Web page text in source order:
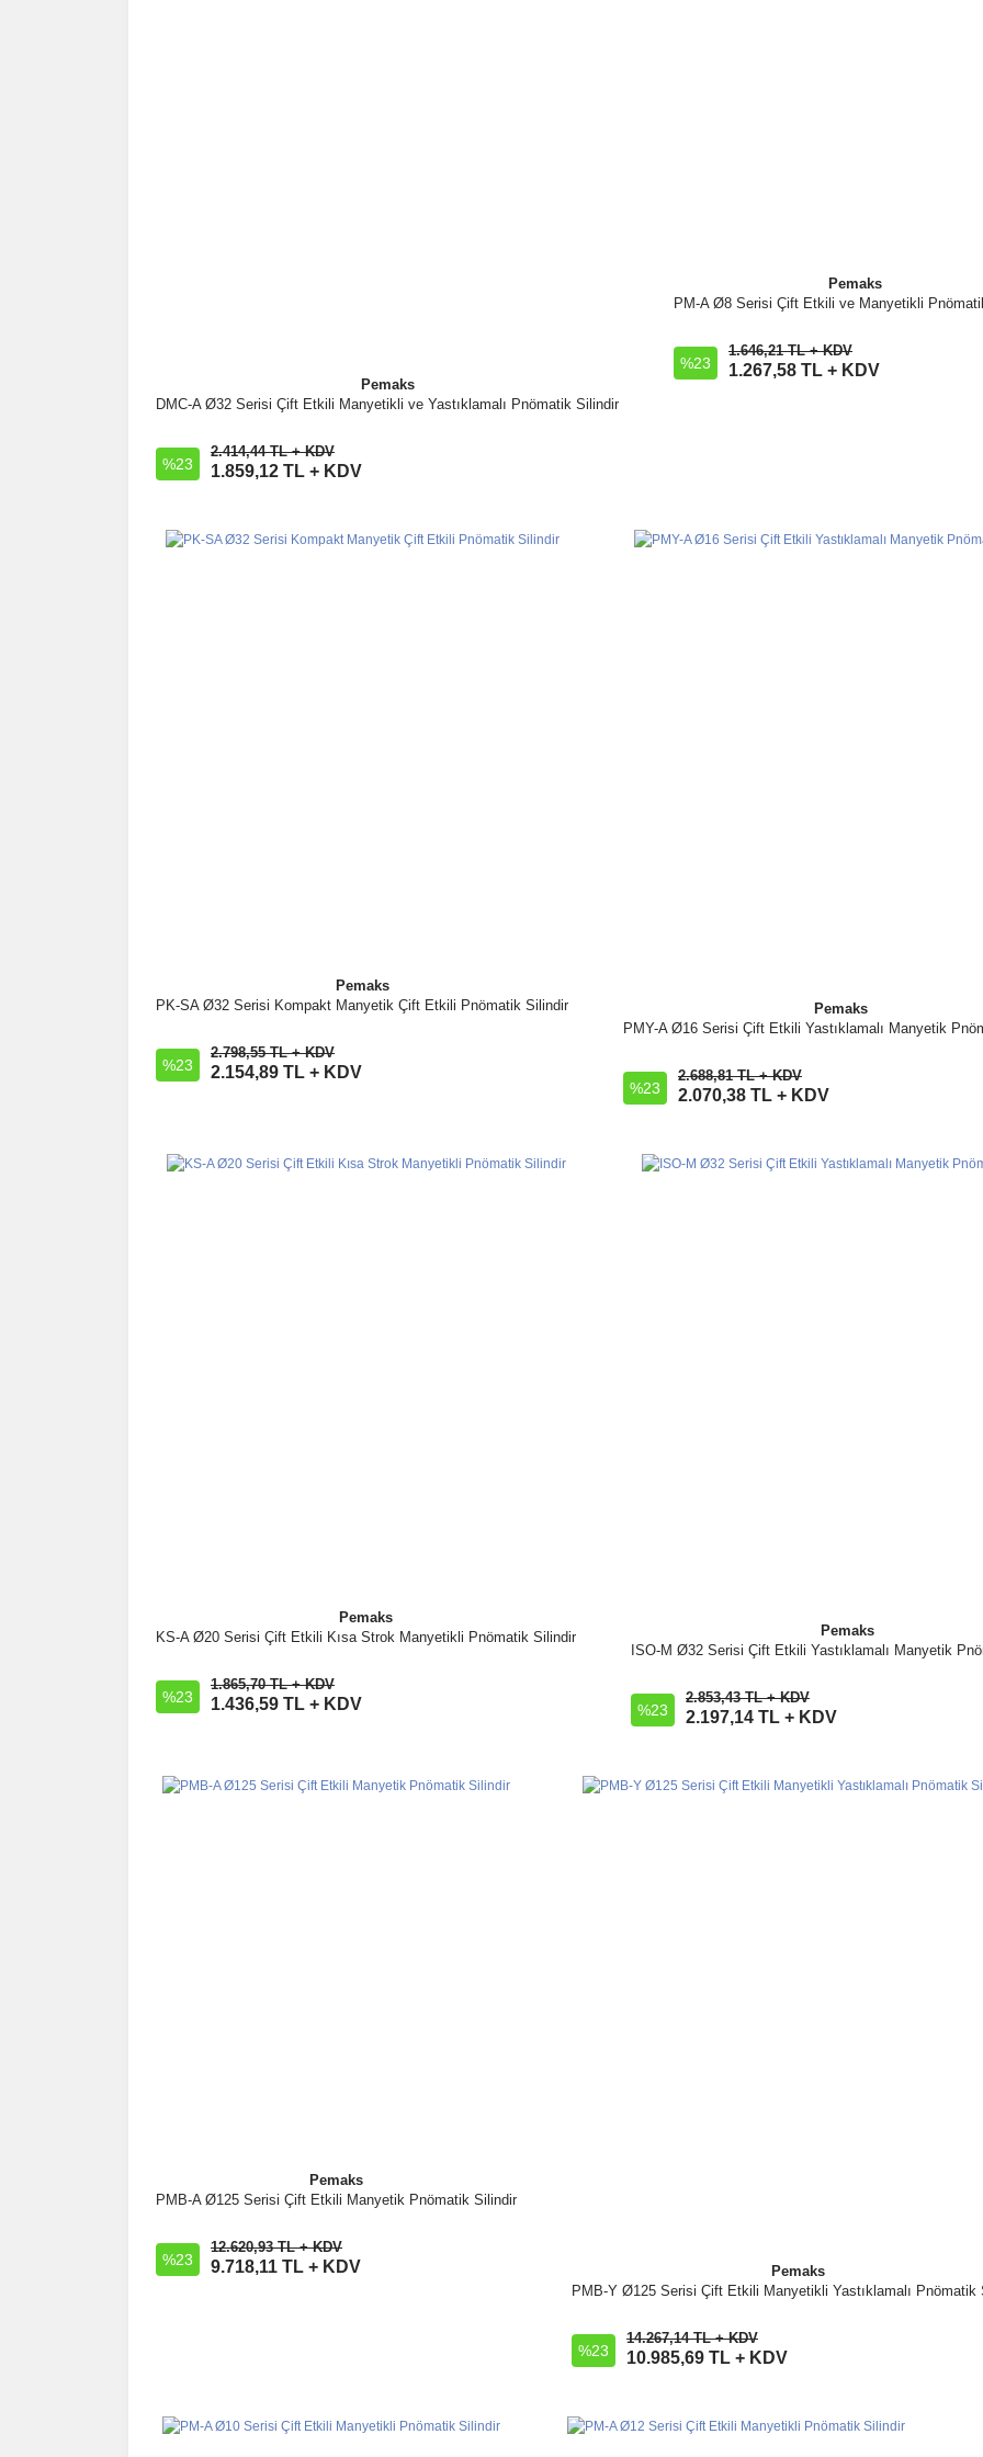
Pemaks
DMC-A Ø32 Serisi Çift Etkili Manyetikli ve Yastıklamalı Pnömatik Silindir
%23
2.414,44 TL + KDV
1.859,12 TL + KDV
İncele
Sepete Ekle
Pemaks
PM-A Ø8 Serisi Çift Etkili ve Manyetikli
%23
1.646,21 TL + KDV
1.267,58 TL + KDV
İncele
Sepete Ekle
Pemaks
PK-SA Ø32 Serisi Kompakt Manyetik Çift Etkili Pnömatik Silindir
%23
2.798,55 TL + KDV
2.154,89 TL + KDV
İncele
Sepete Ekle
Pemaks
PMY-A Ø16 Serisi Çift Etkili Yastıklamalı Manyetik
%23
2.688,81 TL + KDV
2.070,38 TL + KDV
İncele
Sepete Ekle
Pemaks
KS-A Ø20 Serisi Çift Etkili Kısa Strok Manyetikli Pnömatik Silindir
%23
1.865,70 TL + KDV
1.436,59 TL + KDV
İncele
Sepete Ekle
Pemaks
ISO-M Ø32 Serisi Çift Etkili Yastıklamalı Manyetik
%23
2.853,43 TL + KDV
2.197,14 TL + KDV
İncele
Sepete Ekle
Pemaks
PMB-A Ø125 Serisi Çift Etkili Manyetik Pnömatik Silindir
%23
12.620,93 TL + KDV
9.718,11 TL + KDV
İncele
Sepete Ekle
Pemaks
PMB-Y Ø125 Serisi Çift Etkili Manyetikli Yastıklamalı Pnömatik
%23
14.267,14 TL + KDV
10.985,69 TL + KDV
İncele
Sepete Ekle